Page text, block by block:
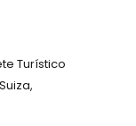
Turístico